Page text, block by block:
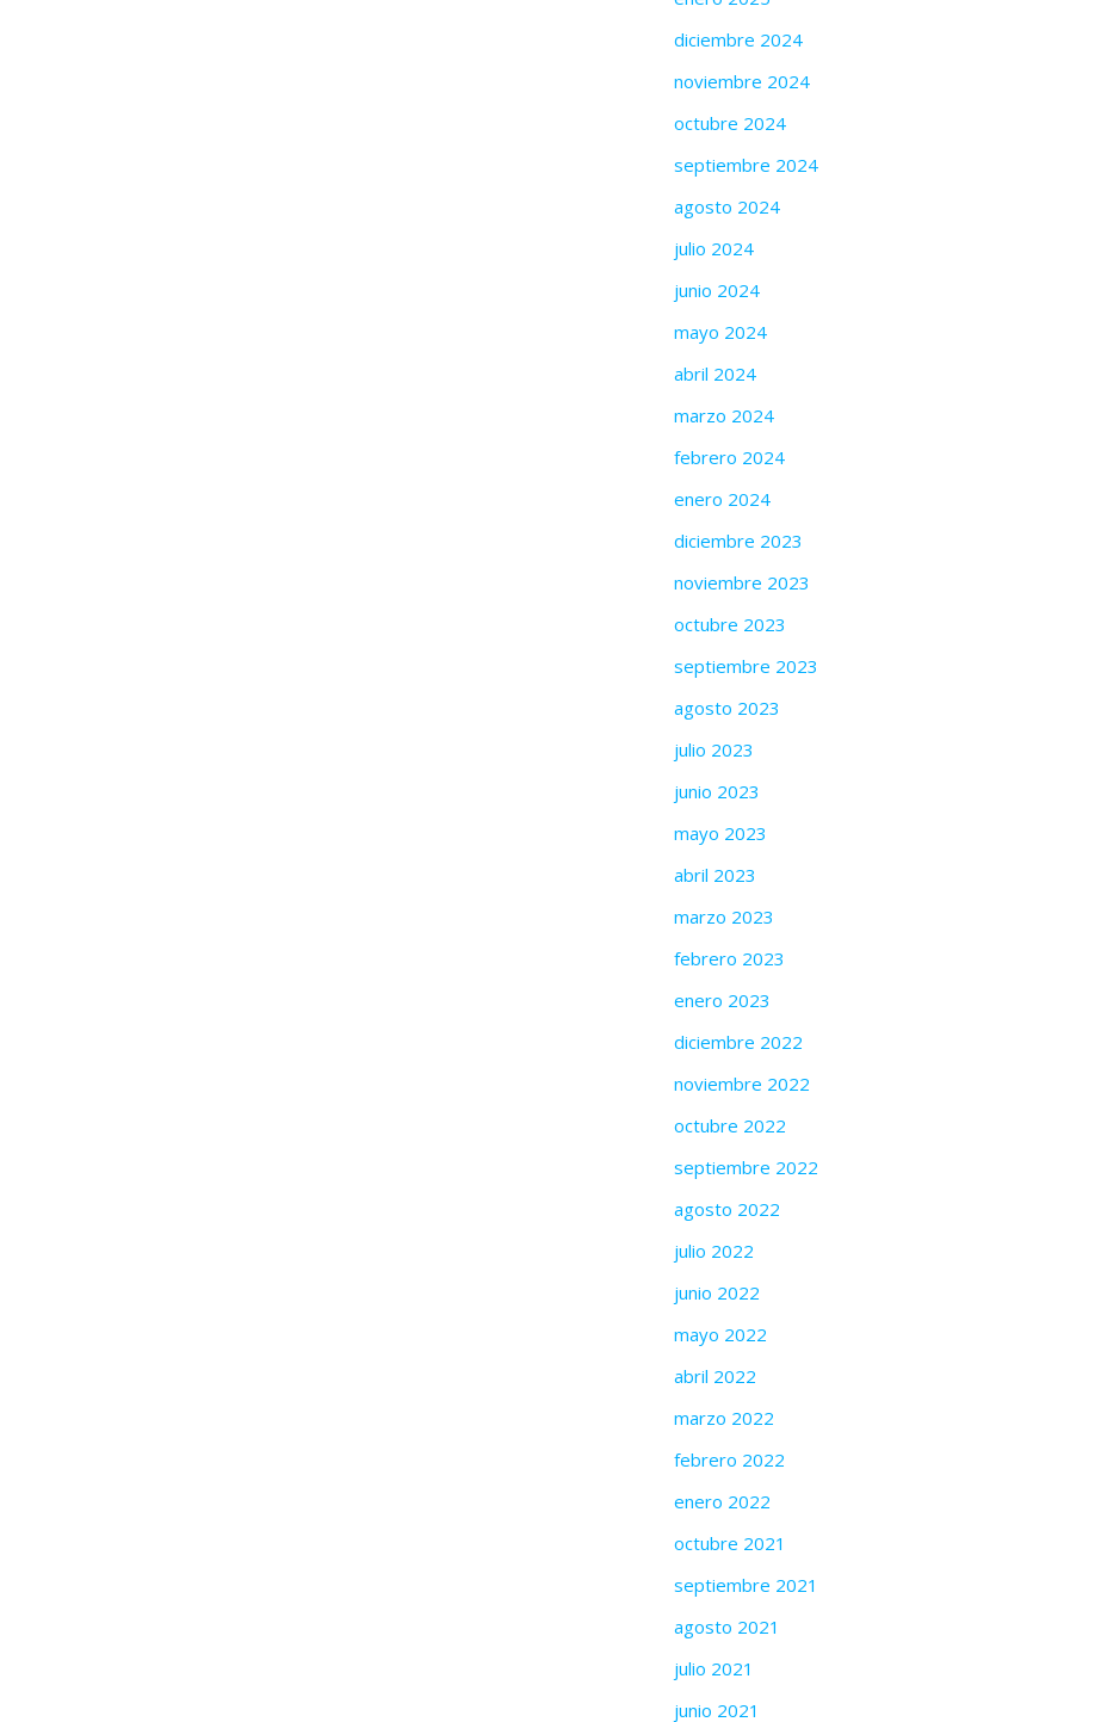
diciembre 2024
noviembre 2024
octubre 2024
septiembre 2024
agosto 2024
julio 2024
junio 2024
mayo 2024
abril 2024
marzo 2024
febrero 2024
enero 2024
diciembre 2023
noviembre 2023
octubre 2023
septiembre 2023
agosto 2023
julio 2023
junio 2023
mayo 2023
abril 2023
marzo 2023
febrero 2023
enero 2023
diciembre 2022
noviembre 2022
octubre 2022
septiembre 2022
agosto 2022
julio 2022
junio 2022
mayo 2022
abril 2022
marzo 2022
febrero 2022
enero 2022
octubre 2021
septiembre 2021
agosto 2021
julio 2021
junio 2021